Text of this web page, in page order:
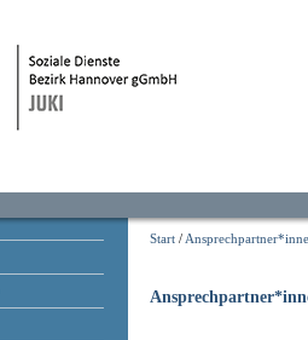
Start /